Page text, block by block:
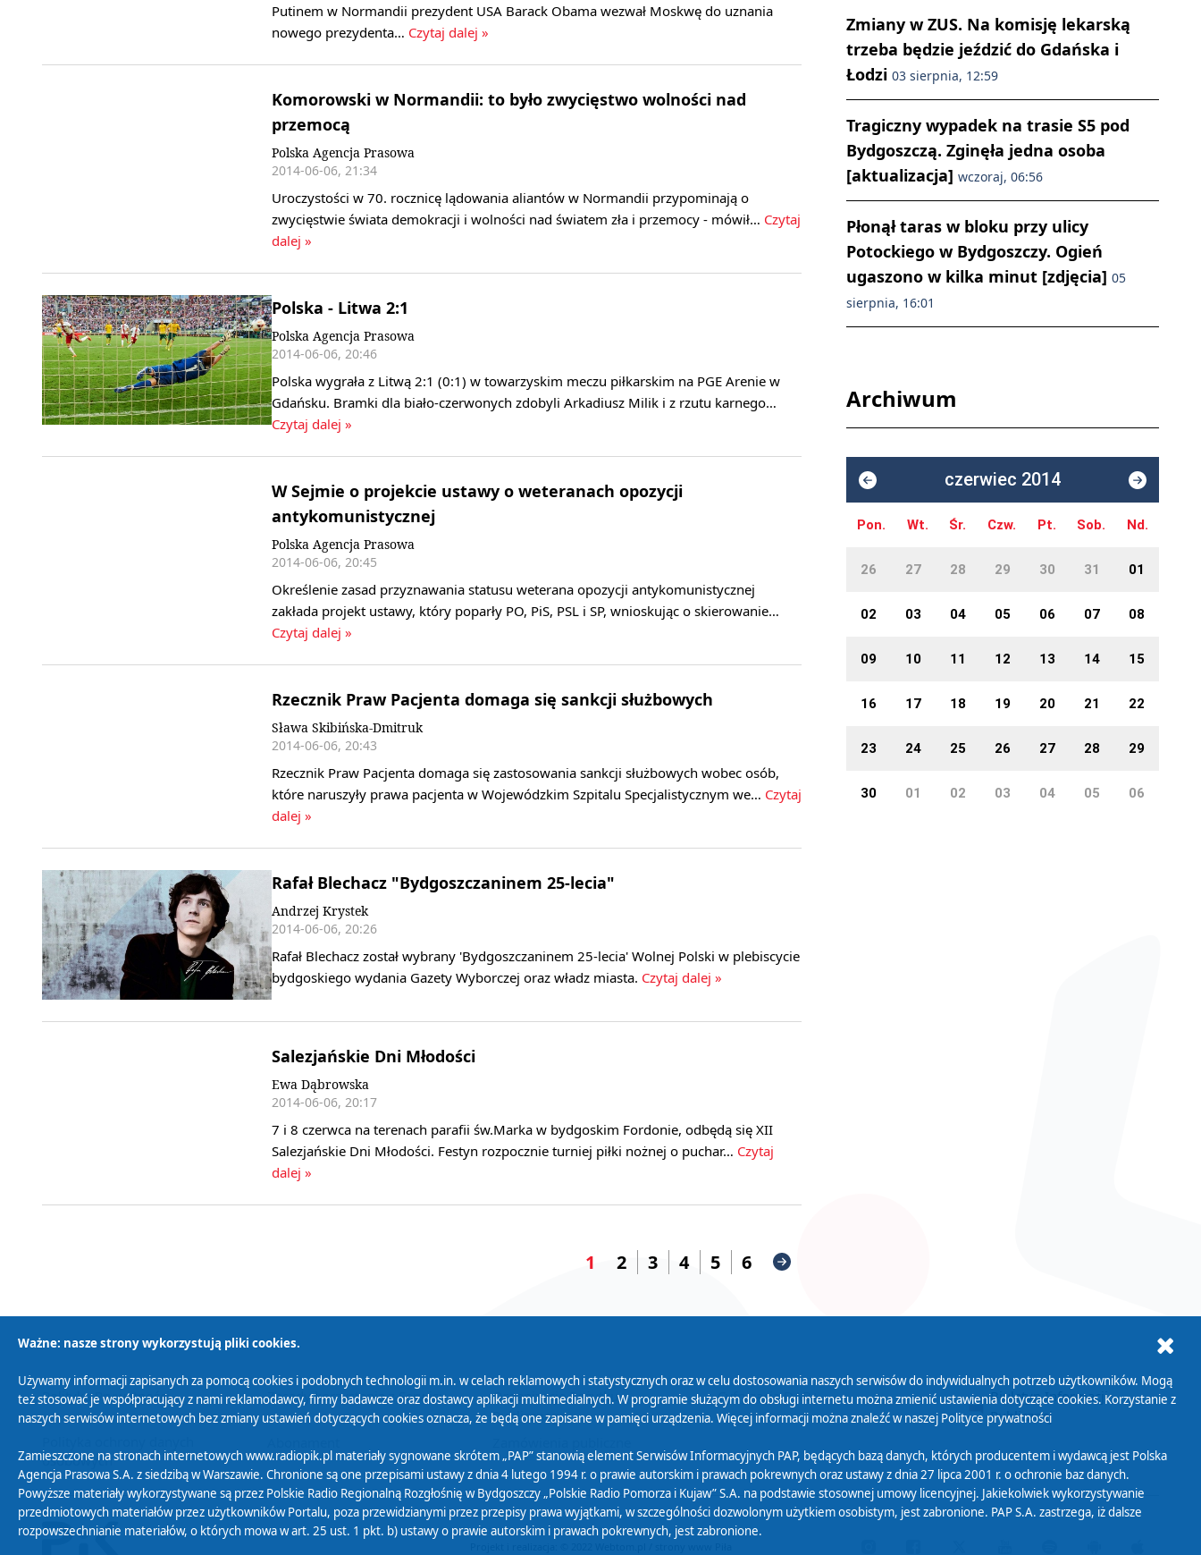
Putinem w Normandii prezydent USA Barack Obama wezwał Moskwę do uznania
nowego prezydenta… Czytaj dalej »
Komorowski w Normandii: to było zwycięstwo wolności nad
przemocą
Polska Agencja Prasowa
2014-06-06, 21:34
Uroczystości w 70. rocznicę lądowania aliantów w Normandii przypominają o
zwycięstwie świata demokracji i wolności nad światem zła i przemocy - mówił… Czytaj
dalej »
Polska - Litwa 2:1
Polska Agencja Prasowa
2014-06-06, 20:46
Polska wygrała z Litwą 2:1 (0:1) w towarzyskim meczu piłkarskim na PGE Arenie w
Gdańsku. Bramki dla biało-czerwonych zdobyli Arkadiusz Milik i z rzutu karnego…
Czytaj dalej »
W Sejmie o projekcie ustawy o weteranach opozycji
antykomunistycznej
Polska Agencja Prasowa
2014-06-06, 20:45
Określenie zasad przyznawania statusu weterana opozycji antykomunistycznej
zakłada projekt ustawy, który poparły PO, PiS, PSL i SP, wnioskując o skierowanie…
Czytaj dalej »
Rzecznik Praw Pacjenta domaga się sankcji służbowych
Sława Skibińska-Dmitruk
2014-06-06, 20:43
Rzecznik Praw Pacjenta domaga się zastosowania sankcji służbowych wobec osób,
które naruszyły prawa pacjenta w Wojewódzkim Szpitalu Specjalistycznym we… Czytaj
dalej »
Rafał Blechacz "Bydgoszczaninem 25-lecia"
Andrzej Krystek
2014-06-06, 20:26
Rafał Blechacz został wybrany 'Bydgoszczaninem 25-lecia' Wolnej Polski w plebiscycie
bydgoskiego wydania Gazety Wyborczej oraz władz miasta. Czytaj dalej »
Salezjańskie Dni Młodości
Ewa Dąbrowska
2014-06-06, 20:17
7 i 8 czerwca na terenach parafii św.Marka w bydgoskim Fordonie, odbędą się XII
Salezjańskie Dni Młodości. Festyn rozpocznie turniej piłki nożnej o puchar… Czytaj
dalej »
1 2 3 4 5 6
Zmiany w ZUS. Na komisję lekarską
trzeba będzie jeździć do Gdańska i
Łodzi 03 sierpnia, 12:59
Tragiczny wypadek na trasie S5 pod
Bydgoszczą. Zginęła jedna osoba
[aktualizacja] wczoraj, 06:56
Płonął taras w bloku przy ulicy
Potockiego w Bydgoszczy. Ogień
ugaszono w kilka minut [zdjęcia] 05
sierpnia, 16:01
Archiwum
czerwiec 2014
Pon. Wt. Śr. Czw. Pt. Sob. Nd.
26 27 28 29 30 31 01
02 03 04 05 06 07 08
09 10 11 12 13 14 15
16 17 18 19 20 21 22
23 24 25 26 27 28 29
30 01 02 03 04 05 06
Polityka Prywatności Zasady korzystania z Serwisu
Organizacje Pożytku
Publicznego
Cyfryzacja DAB+
osobowych
Biuletyn Informacji
Publicznej
Ważne: nasze strony wykorzystują pliki cookies.
Używamy informacji zapisanych za pomocą cookies i podobnych technologii m.in. w celach reklamowych i statystycznych oraz w celu dostosowania naszych serwisów do indywidualnych potrzeb użytkowników. Mogą
też stosować je współpracujący z nami reklamodawcy, firmy badawcze oraz dostawcy aplikacji multimedialnych. W programie służącym do obsługi internetu można zmienić ustawienia dotyczące cookies. Korzystanie z
naszych serwisów internetowych bez zmiany ustawień dotyczących cookies oznacza, że będą one zapisane w pamięci urządzenia. Więcej informacji można znaleźć w naszej Polityce prywatności
Zamieszczone na stronach internetowych www.radiopik.pl materiały sygnowane skrótem „PAP” stanowią element Serwisów Informacyjnych PAP, będących bazą danych, których producentem i wydawcą jest Polska
Agencja Prasowa S.A. z siedzibą w Warszawie. Chronione są one przepisami ustawy z dnia 4 lutego 1994 r. o prawie autorskim i prawach pokrewnych oraz ustawy z dnia 27 lipca 2001 r. o ochronie baz danych.
Powyższe materiały wykorzystywane są przez Polskie Radio Regionalną Rozgłośnię w Bydgoszczy „Polskie Radio Pomorza i Kujaw” S.A. na podstawie stosownej umowy licencyjnej. Jakiekolwiek wykorzystywanie
przedmiotowych materiałów przez użytkowników Portalu, poza przewidzianymi przez przepisy prawa wyjątkami, w szczególności dozwolonym użytkiem osobistym, jest zabronione. PAP S.A. zastrzega, iż dalsze
rozpowszechnianie materiałów, o których mowa w art. 25 ust. 1 pkt. b) ustawy o prawie autorskim i prawach pokrewnych, jest zabronione.